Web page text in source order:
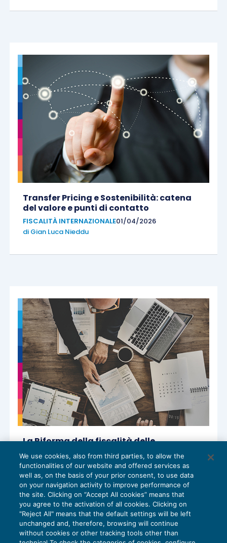
Transfer Pricing e Sostenibilità: catena
del valore e punti di contatto
FISCALITÀ INTERNAZIONALE01/04/2026
di Gian Luca Nieddu
La Riforma della fiscalità delle
partecipazioni nella Legge di bilancio
2026
ACCERTAMENTO01/04/2026
diNicola CardinalieMauro Sebastianelli
We use cookies, also from third parties, to allow the
functionalities of our website and offered services as
well as, on the basis of your prior consent, to use data
on your navigation activity to improve performance of
the site. Clicking on “Accept All cookies” means that
you agree to the activation of all cookies. Clicking on
"Reject All" means that the default settings will be left
unchanged and, therefore, browsing will continue
without cookies or other tracking tools other than